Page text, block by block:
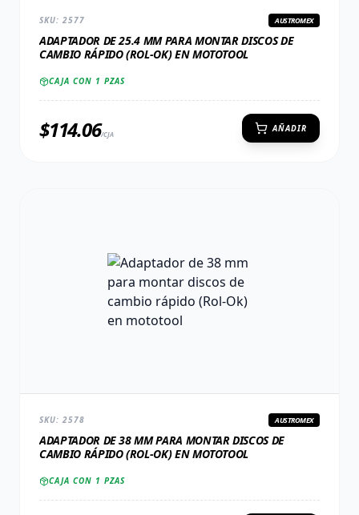
SKU: 2577 AUSTROMEX
ADAPTADOR DE 25.4 MM PARA MONTAR DISCOS DE
CAMBIO RÁPIDO (ROL-OK) EN MOTOTOOL
CAJA CON 1 PZAS
$114.06/CJA
AÑADIR
SKU: 2578 AUSTROMEX
ADAPTADOR DE 38 MM PARA MONTAR DISCOS DE
CAMBIO RÁPIDO (ROL-OK) EN MOTOTOOL
CAJA CON 1 PZAS